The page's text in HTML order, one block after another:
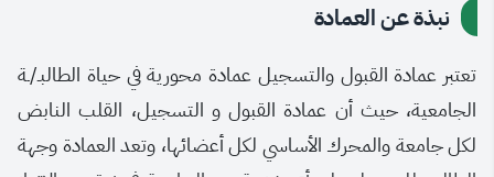
نبذة عن العمادة
تعتبر عمادة القبول والتسجيل عمادة محورية في حياة الطالبـ/ـة
الجامعية، حيث أن عمادة القبول و التسجيل، القلب النابض
لكل جامعة والمحرك الأساسي لكل أعضائها، وتعد العمادة وجهة